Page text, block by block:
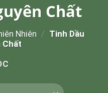
Chất
Nhiên / Tinh Dầu
Chất